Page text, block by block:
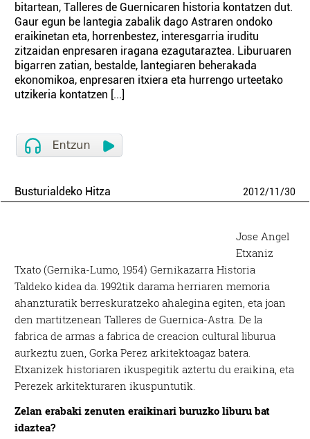
bitartean, Talleres de Guernicaren historia kontatzen dut.
Gaur egun be lantegia zabalik dago Astraren ondoko
eraikinetan eta, horrenbestez, interesgarria iruditu
zitzaidan enpresaren iragana ezagutaraztea. Liburuaren
bigarren zatian, bestalde, lantegiaren beherakada
ekonomikoa, enpresaren itxiera eta hurrengo urteetako
utzikeria kontatzen [...]
Busturialdeko Hitza 2012/11/30
Jose Angel
Etxaniz
Txato (Gernika-Lumo, 1954) Gernikazarra Historia
Taldeko kidea da. 1992tik darama herriaren memoria
ahanzturatik berreskuratzeko ahalegina egiten, eta joan
den martitzenean Talleres de Guernica-Astra. De la
fabrica de armas a fabrica de creacion cultural liburua
aurkeztu zuen, Gorka Perez arkitektoagaz batera.
Etxanizek historiaren ikuspegitik aztertu du eraikina, eta
Perezek arkitekturaren ikuspuntutik.
Zelan erabaki zenuten eraikinari buruzko liburu bat
idaztea?